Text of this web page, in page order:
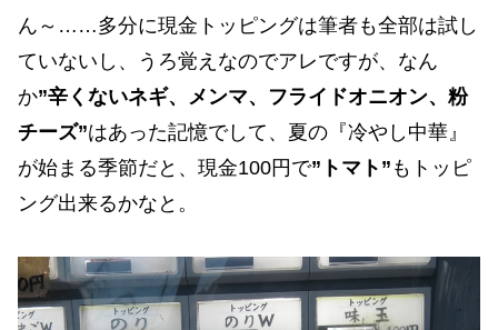
ん～……多分に現金トッピングは筆者も全部は試し
ていないし、うろ覚えなのでアレですが、なん
か”辛くないネギ、メンマ、フライドオニオン、粉
チーズ”はあった記憶でして、夏の『冷やし中華』
が始まる季節だと、現金100円で”トマト” もトッピ
ング出来るかなと。